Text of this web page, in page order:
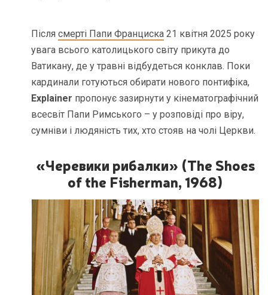
Післясмерті Папи Франциска 21 квітня 2025 року
увага всього католицького світу прикута до
Ватикану, де у травні відбудеться конклав. Поки
кардинали готуються обирати нового понтифіка,
Explainer пропонує зазирнути у кінематографічний
всесвіт Папи Римського – у розповіді про віру,
сумніви і людяність тих, хто стояв на чолі Церкви.
«Черевики рибалки» (The Shoes
of the Fisherman, 1968)